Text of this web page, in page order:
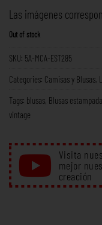
Las imágenes
Out of stock
SKU: 5A-MCA-EST285
Categories: Camisas y Blusas
Tags: blusas Blusas
vintage
Visita
mejor
creación